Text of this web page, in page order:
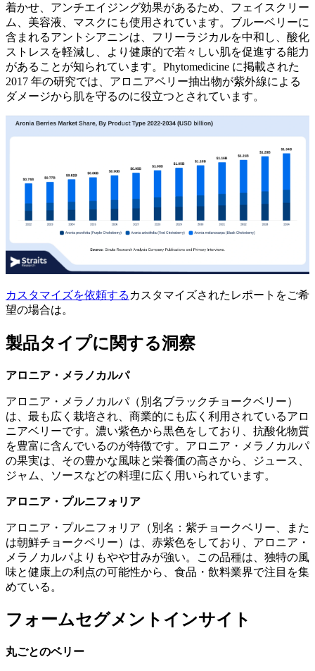
着かせ、アンチエイジング効果があるため、フェイスクリー
ム、美容液、マスクにも使用されています。ブルーベリーに
含まれるアントシアニンは、フリーラジカルを中和し、酸化
ストレスを軽減し、より健康的で若々しい肌を促進する能力
があることが知られています。Phytomedicine に掲載された
2017 年の研究では、アロニアベリー抽出物が紫外線による
ダメージから肌を守るのに役立つとされています。
カスタマイズを依頼する カスタマイズされたレポートをご希
望の場合は。
製品タイプに関する洞察
アロニア・メラノカルパ
アロニア・メラノカルパ（別名ブラックチョークベリー）
は、最も広く栽培され、商業的にも広く利用されているアロ
ニアベリーです。濃い紫色から黒色をしており、抗酸化物質
を豊富に含んでいるのが特徴です。アロニア・メラノカルパ
の果実は、その豊かな風味と栄養価の高さから、ジュース、
ジャム、ソースなどの料理に広く用いられています。
アロニア・プルニフォリア
アロニア・プルニフォリア（別名：紫チョークベリー、また
は朝鮮チョークベリー）は、赤紫色をしており、アロニア・
メラノカルパよりもやや甘みが強い。この品種は、独特の風
味と健康上の利点の可能性から、食品・飲料業界で注目を集
めている。
フォームセグメントインサイト
丸ごとのベリー